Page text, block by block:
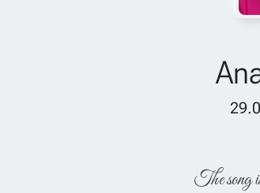
The song